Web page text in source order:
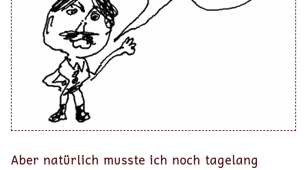
Aber natürlich musste ich noch tagelang